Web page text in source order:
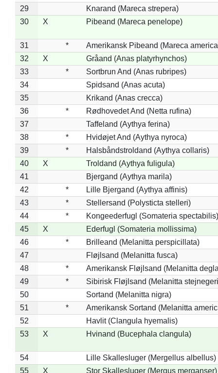
29
Knarand (Mareca strepera)
30
X Pibeand (Mareca penelope)
31 *
Amerikansk Pibeand (Mareca
32
X
Gråand (Anas platyrhynchos)
33
*
Sortbrun And (Anas rubripes)
34
Spidsand (Anas acuta)
35
Krikand (Anas crecca)
36
*
Rødhovedet And (Netta rufina)
37
Taffeland (Aythya ferina)
38
*
Hvidøjet And (Aythya nyroca)
39
*
Halsbåndstroldand (Aythya collaris)
40
X
Troldand (Aythya fuligula)
41
Bjergand (Aythya marila)
42
*
Lille Bjergand (Aythya affinis)
43
*
Stellersand (Polysticta stelleri)
44
*
Kongeederfugl (Somateria spectabilis)
45
X
Ederfugl (Somateria mollissima)
46
*
Brilleand (Melanitta perspicillata)
47
Fløjlsand (Melanitta fusca)
48
*
Amerikansk Fløjlsand (Melanitta
49
*
Sibirisk Fløjlsand (Melanitta
50
Sortand (Melanitta nigra)
51
*
Amerikansk Sortand (Melanitta
52
Havlit (Clangula hyemalis)
53
X Hvinand (Bucephala clangula)
54
Lille Skallesluger (Mergellus albellus)
55
X
Stor Skallesluger (Mergus merganser)